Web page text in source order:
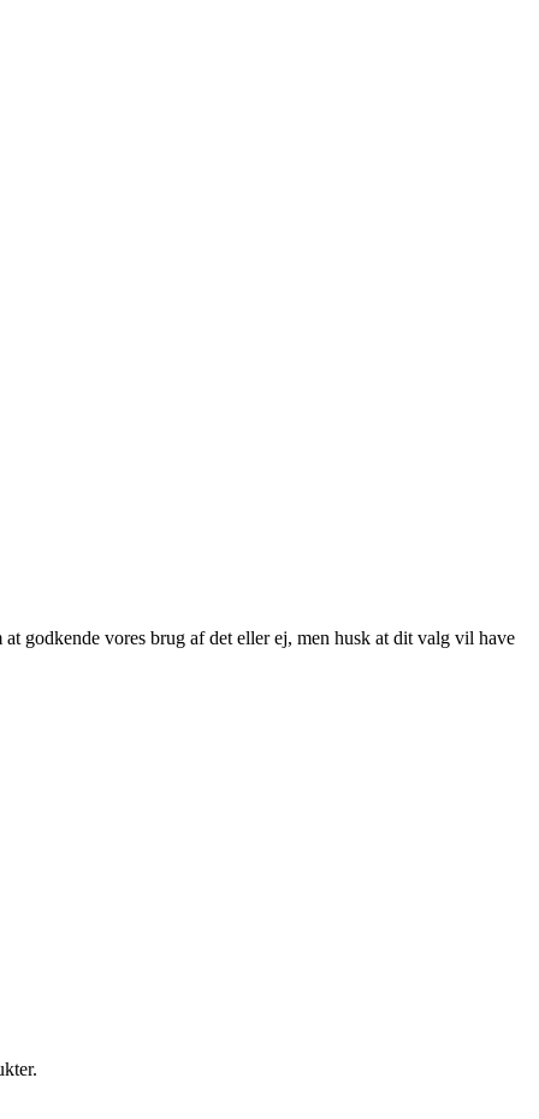
godkende vores brug af det eller ej, men husk at dit valg vil have